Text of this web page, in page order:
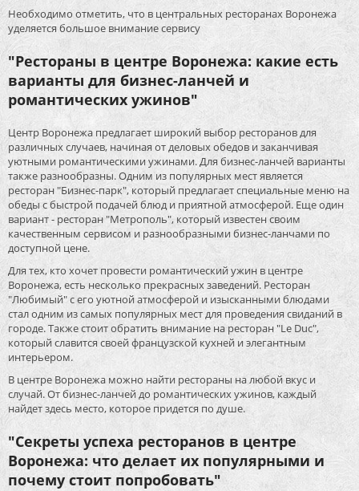
Необходимо отметить, что в центральных ресторанах Воронежа
уделяется большое внимание сервису
"Рестораны в центре Воронежа: какие есть
варианты для бизнес-ланчей и
романтических ужинов"
Центр Воронежа предлагает широкий выбор ресторанов для
различных случаев, начиная от деловых обедов и заканчивая
уютными романтическими ужинами. Для бизнес-ланчей варианты
также разнообразны. Одним из популярных мест является
ресторан "Бизнес-парк", который предлагает специальные меню на
обеды с быстрой подачей блюд и приятной атмосферой. Еще один
вариант - ресторан "Метрополь", который известен своим
качественным сервисом и разнообразными бизнес-ланчами по
доступной цене.
Для тех, кто хочет провести романтический ужин в центре
Воронежа, есть несколько прекрасных заведений. Ресторан
"Любимый" с его уютной атмосферой и изысканными блюдами
стал одним из самых популярных мест для проведения свиданий в
городе. Также стоит обратить внимание на ресторан "Le Duc",
который славится своей французской кухней и элегантным
интерьером.
В центре Воронежа можно найти рестораны на любой вкус и
случай. От бизнес-ланчей до романтических ужинов, каждый
найдет здесь место, которое придется по душе.
"Секреты успеха ресторанов в центре
Воронежа: что делает их популярными и
почему стоит попробовать"